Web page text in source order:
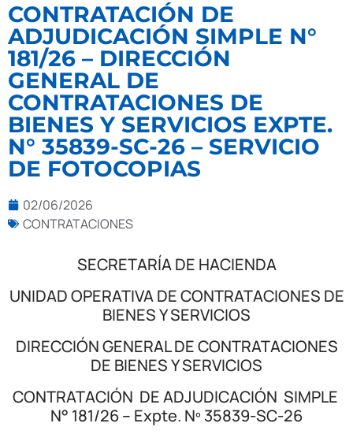
CONTRATACIÓN DE
ADJUDICACIÓN SIMPLE N°
181/26 – DIRECCIÓN
GENERAL DE
CONTRATACIONES DE
BIENES Y SERVICIOS EXPTE.
N° 35839-SC-26 – SERVICIO
DE FOTOCOPIAS
02/06/2026
CONTRATACIONES
SECRETARÍA DE HACIENDA
UNIDAD OPERATIVA DE CONTRATACIONES DE
BIENES Y SERVICIOS
DIRECCIÓN GENERAL DE CONTRATACIONES
DE BIENES Y SERVICIOS
CONTRATACIÓN DE ADJUDICACIÓN SIMPLE
N° 181/26 – Expte. Nº 35839-SC-26